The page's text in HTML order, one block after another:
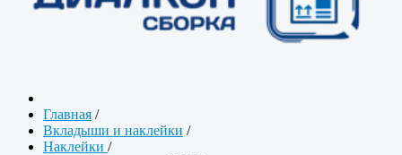
Главная /
Вкладыши и наклейки /
Наклейки /